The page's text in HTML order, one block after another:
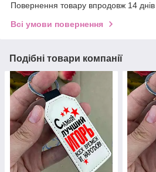
Повернення товару впродовж 14
Всі умови повернення
Подібні товари компанії